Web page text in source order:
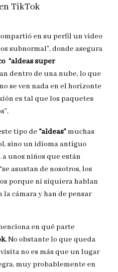
TikTok
en su perfil un video
subnormal”, donde asegura
“aldeas super
dentro de una nube, lo que
se ven nada en el horizonte
es tal que los paquetes
tipo de “aldeas”muchas
sino un idioma antiguo
unos niños que están
asustan de nosotros, los
porque ni siquiera hablan
cámara y han de pensar
en qué parte
No obstante lo que queda
no es más que un lugar
muy probablemente en